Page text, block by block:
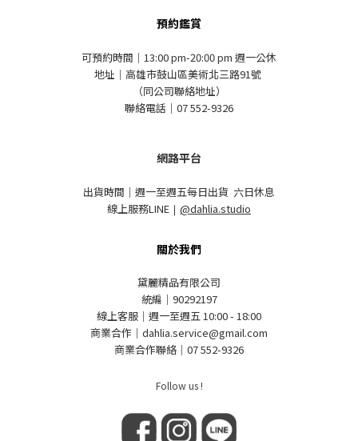
預約鑑賞
可預約時間｜13:00 pm-20:00 pm 週一公休
地址｜高雄市鼓山區美術北三路91號
（同公司聯絡地址）
聯絡電話｜07 552-9326
網路平台
出貨時間｜週一至週五每日出貨 六日休息
線上服務LINE ｜ @dahlia.studio
關於我們
黛麗精品有限公司
統編｜90292197
線上客服｜週一至週五 10:00 - 18:00
商業合作｜dahlia.service@gmail.com
商業合作聯絡｜07 552-9326
Follow us !